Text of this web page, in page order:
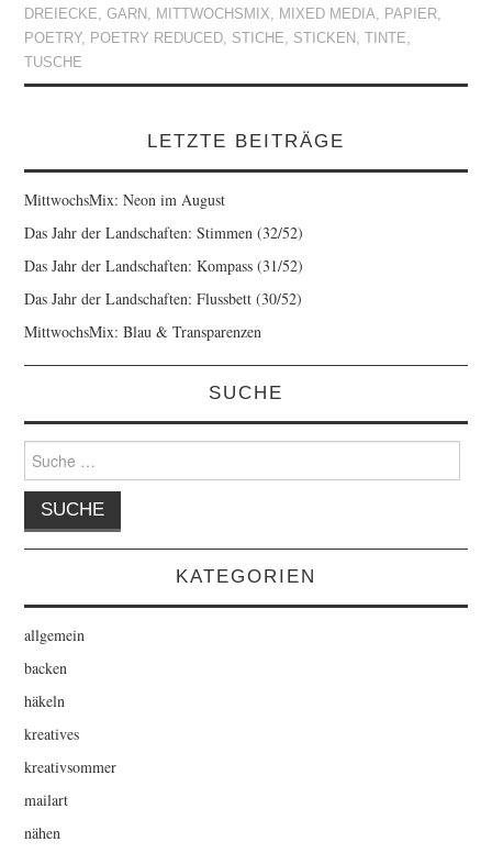
DREIECKE,GARN , MITTWOCHSMIX, MIXED MEDIA, PAPIER,
POETRY, POETRY REDUCED, STICHE, STICKEN , TINTE,
TUSCHE
LETZTE BEITRÄGE
MittwochsMix: Neon im August
Das Jahr der Landschaften: Stimmen (32/52)
Das Jahr der Landschaften: Kompass (31/52)
Das Jahr der Landschaften: Flussbett (30/52)
MittwochsMix: Blau & Transparenzen
SUCHE
Suche
nach:
KATEGORIEN
allgemein
backen
häkeln
kreatives
kreativsommer
mailart
nähen